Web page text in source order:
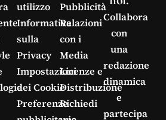
utilizzo
Informativa
sulla
Privacy
Impostazioni
dei Cookie
Preferenze
Pubblicità
Relazioni
con i
Media
Licenze e
Distribuzione
Richiedi
Collabora
con
una
redazione
dinamica
e
partecipa